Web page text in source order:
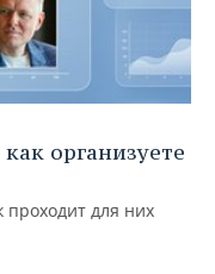
организуете
для них